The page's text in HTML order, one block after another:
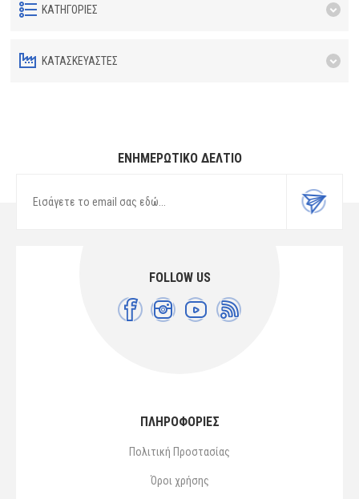
ΚΑΤΗΓΟΡΊΕΣ
ΚΑΤΑΣΚΕΥΑΣΤΈΣ
ΕΝΗΜΕΡΩΤΙΚΌ ΔΕΛΤΊΟ
FOLLOW US
ΠΛΗΡΟΦΟΡΙΕΣ
Πολιτική Προστασίας
Όροι χρήσης